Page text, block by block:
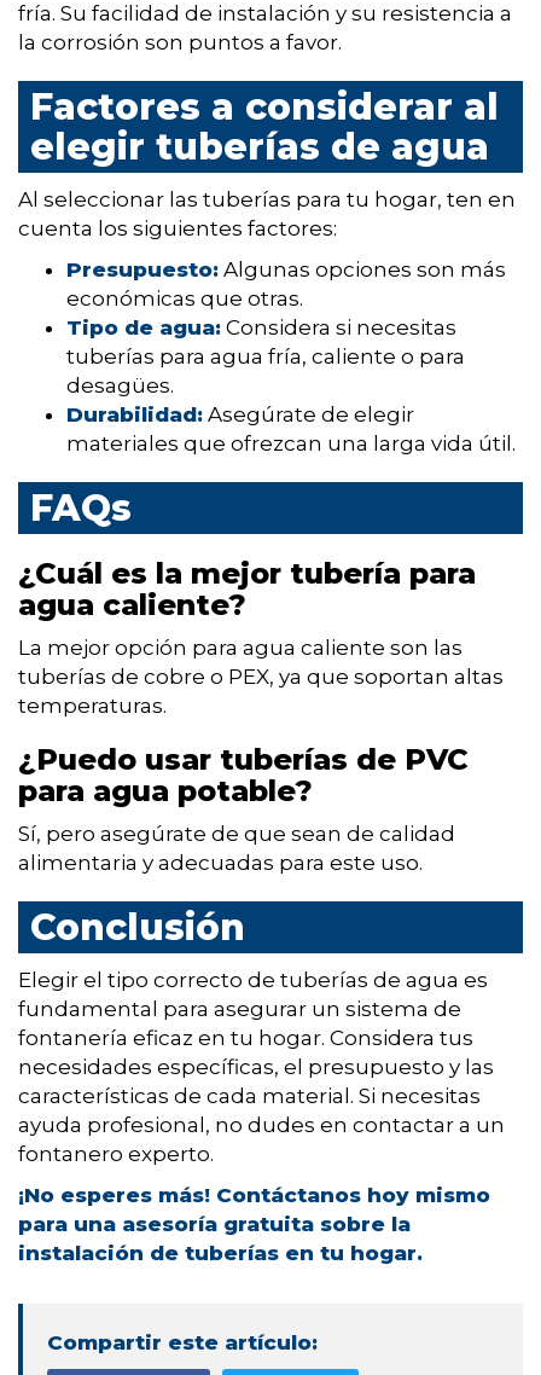
fría. Su facilidad de instalación y su resistencia a
la corrosión son puntos a favor.
Factores a considerar al
elegir tuberías de agua
Al seleccionar las tuberías para tu hogar, ten en
cuenta los siguientes factores:
Presupuesto: Algunas opciones son más
económicas que otras.
Tipo de agua: Considera si necesitas
tuberías para agua fría, caliente o para
desagües.
Durabilidad: Asegúrate de elegir
materiales que ofrezcan una larga vida útil.
FAQs
¿Cuál es la mejor tubería para
agua caliente?
La mejor opción para agua caliente son las
tuberías de cobre o PEX, ya que soportan altas
temperaturas.
¿Puedo usar tuberías de PVC
para agua potable?
Sí, pero asegúrate de que sean de calidad
alimentaria y adecuadas para este uso.
Conclusión
Elegir el tipo correcto de tuberías de agua es
fundamental para asegurar un sistema de
fontanería eficaz en tu hogar. Considera tus
necesidades específicas, el presupuesto y las
características de cada material. Si necesitas
ayuda profesional, no dudes en contactar a un
fontanero experto.
¡No esperes más! Contáctanos hoy mismo
para una asesoría gratuita sobre la
instalación de tuberías en tu hogar.
Compartir este artículo: